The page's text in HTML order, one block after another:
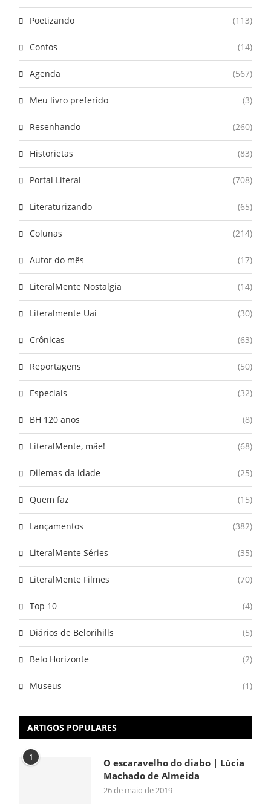
Poetizando (113)
Contos (14)
Agenda (567)
Meu livro preferido (3)
Resenhando (260)
Historietas (83)
Portal Literal (708)
Literaturizando (65)
Colunas (214)
Autor do mês (17)
LiteralMente Nostalgia (14)
Literalmente Uai (30)
Crônicas (63)
Reportagens (50)
Especiais (32)
BH 120 anos (8)
LiteralMente, mãe! (68)
Dilemas da idade (25)
Quem faz (15)
Lançamentos (382)
LiteralMente Séries (35)
LiteralMente Filmes (70)
Top 10 (4)
Diários de Belorihills (5)
Belo Horizonte (2)
Museus (1)
ARTIGOS POPULARES
1
O escaravelho do diabo | Lúcia
Machado de Almeida
26 de maio de 2019